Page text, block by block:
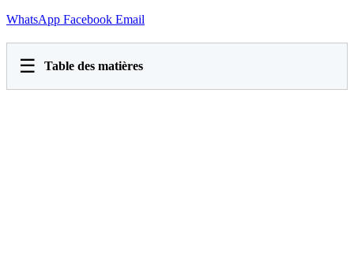
WhatsApp Facebook Email
☰ Table des matières